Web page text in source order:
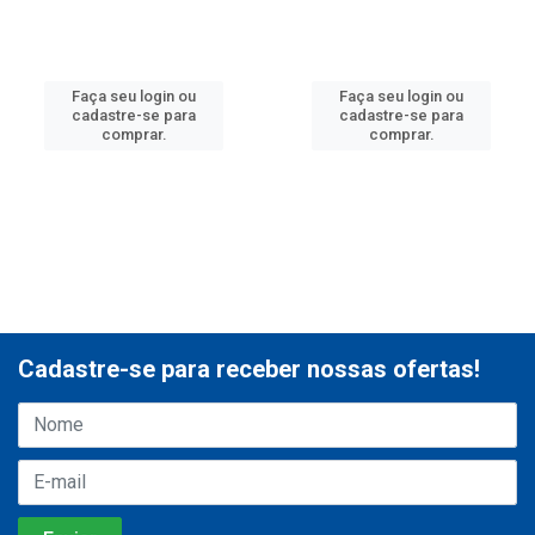
Faça seu login ou
cadastre-se para
comprar.
Faça seu login ou
cadastre-se para
comprar.
Cadastre-se para receber nossas ofertas!